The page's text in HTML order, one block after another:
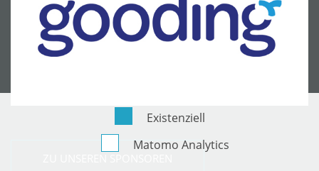
Existenziell
Matomo Analytics